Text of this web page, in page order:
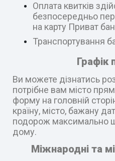
Оплата квитків
безпосередньо
на карту Приват
Транспортування
Графік
Ви можете дізнатись
потрібне вам місто
форму на головній
країну, місто, бажану
подорож максимально
дому.
Міжнародні та